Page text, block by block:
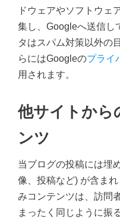
ドウェアやソフトウェ
集し、Googleへ送信し
タはスパム対策以外の
らにはGoogleのプライ
用されます。
他サイトから
ンツ
当ブログの投稿には埋
像、投稿など) が含ま
みコンテンツは、訪問
まったく同じように振